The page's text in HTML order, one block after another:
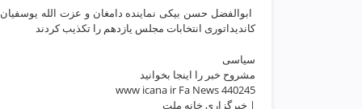
ابوالفضل حسن بیکی نماینده دامغان و عزت الله
کاندیداتوری انتخابات مجلس یازدهم را تکذیب کردند
سیاسی
مشروح خبر را اینجا بخوانید
www icana ir Fa News 440245
| خبرگزاری خانه ملت